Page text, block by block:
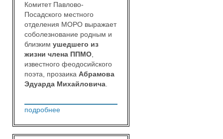
Комитет Павлово-
Посадского местного
отделения МОРО выражает
соболезнование родным и
близким ушедшего из
жизни члена ППМО,
известного феодосийского
поэта, прозаика Абрамова
Эдуарда Михайловича.
подробнее